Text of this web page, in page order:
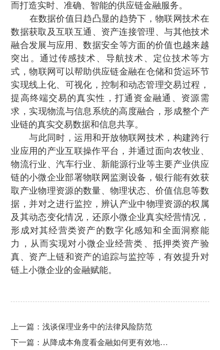
而打造实时、准确、智能的供应链金融服务 。
在数据价值日趋凸显的趋势下，物联网技术在
数据获取及互联互通 、资产连接管理、与其他技术
融合发展与应用 、数据安全等方面的价值也越来越
突出  。通过传感技术、导航技术、定位技术等方
式，物联网可以帮助供应链金融在仓储和货运环节
实现线上化、可视化，控制和动态管理交易过程，
提高终端交易的真实性，打通资金融通、资源需
求，实现物流与信息系统的高度融合，形成整个产
业链的真实交易数据和信息共享。
与此同时，运用和开放物联网技术，构建跨行
业应用的产业互联操作平台 ，并通过面向农牧业、
物流行业、汽车行业、新能源行业等主要产业供应
链的小微企业部署物联网监测设备 ，银行能有效获
取产业物理资源的数量、物理状态、价值信息等数
据，并对之进行监控 ，辨认产业中物理资源的权属
及其动态变化情况 ，还原小微企业真实经营情况 ，
形成对其经营类资产的数字化感知和全面洞察能
力，从而实现对小微企业经营类、抵押类资产验
真、资产上链和资产的追踪与监控等 ，有效提升对
链上小微企业的金融赋能。
上一篇 ：浅谈保理业务中的法律风险防范
下一篇： 从降成本角度看金融如何更有效地助企纾困